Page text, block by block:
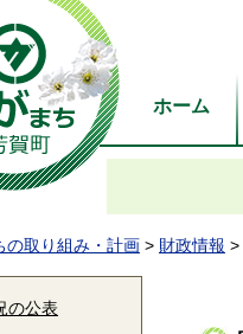
ホーム
の取り組み・計画 > 財政情報 >
の公表